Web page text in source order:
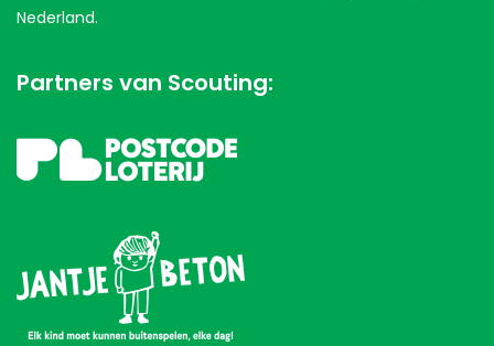
Nederland.
Partners van Scouting: